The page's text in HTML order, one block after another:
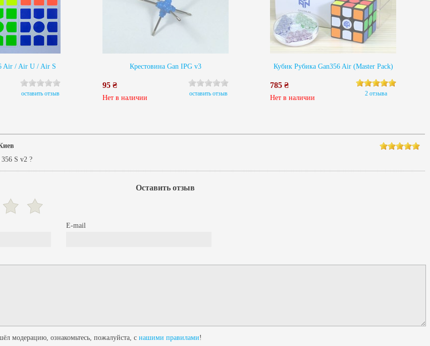
Air / Air U / Air S
оставить отзыв
Крестовина Gan IPG v3
95 ₴
Нет в наличии
оставить отзыв
Кубик Рубика Gan356 Air (Master Pack)
785 ₴
Нет в наличии
2 отзыва
356 S v2 ?
Оставить отзыв
E-mail
модерацию, ознакомьтесь, пожалуйста, с нашими правилами!